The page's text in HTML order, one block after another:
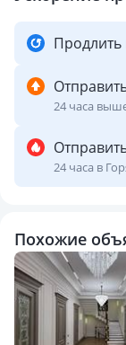
ТРЦ Мега 3Продлить
24 часа
24 часа в
Похожие